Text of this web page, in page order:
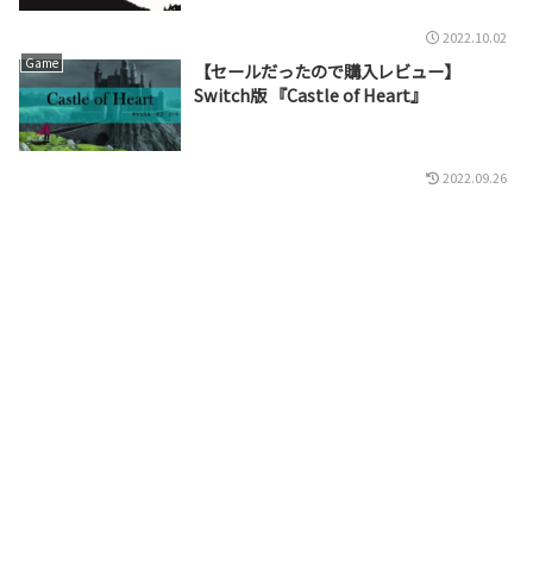
2022.10.02
Game
【セールだったので購入レビュー】
Switch版 『Castle of Heart』
2022.09.26